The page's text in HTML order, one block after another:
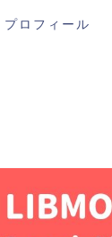
プロフィール